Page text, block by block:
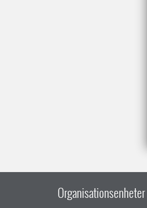
Organisationsenheter